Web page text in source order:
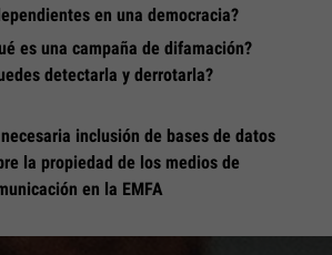
en una democracia?
es una campaña de difamación?
detectarla y derrotarla?
inclusión de bases de datos
la propiedad de los medios de
en la EMFA